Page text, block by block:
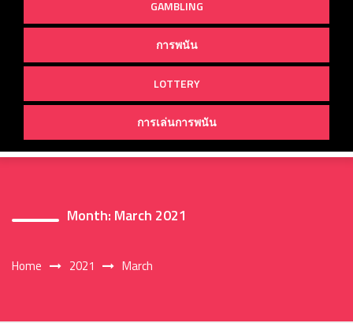
GAMBLING
การพนัน
LOTTERY
การเล่นการพนัน
Month: March 2021
Home 2021 March